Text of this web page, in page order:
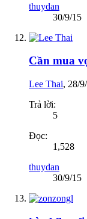
thuydan
30/9/15
Cần mua
Lee Thai, 28/
Trả lời:
5
Đọc:
1,528
thuydan
30/9/15